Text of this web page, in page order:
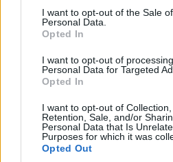
consent section.
I want to opt-out of the Sale
Personal Data.
Opted In
I want to opt-out of
Personal Data for Targeted
Opted In
I want to opt-out of Collection,
Retention, Sale, and/or
Personal Data that Is
Purposes for which it was
Opted Out